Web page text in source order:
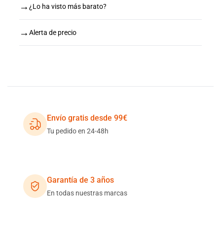
→ ¿Lo ha visto más barato?
→ Alerta de precio
Envío gratis desde 99€
Tu pedido en 24-48h
Garantía de 3 años
En todas nuestras marcas